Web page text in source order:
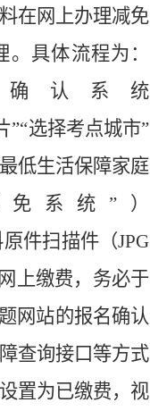
在网上办理减免
具体流程为：
认系统
”“选择考点城市”
低生活保障家庭
系统”）
件扫描件（JPG
上缴费，务必于
网站的报名确认
查询接口等方式
置为已缴费，视